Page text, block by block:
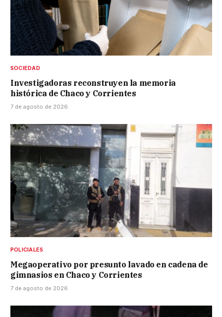
SOCIEDAD
Investigadoras reconstruyen la memoria
histórica de Chaco y Corrientes
7 de agosto de 2026
POLICIALES
Megaoperativo por presunto lavado en cadena de
gimnasios en Chaco y Corrientes
7 de agosto de 2026